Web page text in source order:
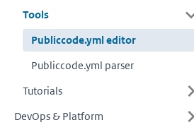
Tools
Publiccode.yml editor
Publiccode.yml parser
Tutorials
DevOps & Platform